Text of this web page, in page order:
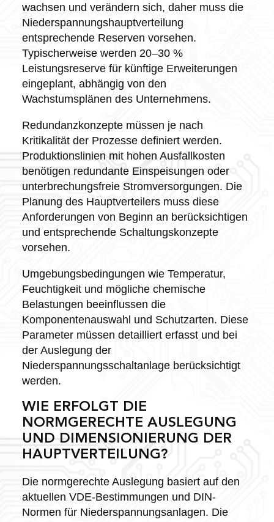
wachsen und verändern sich, daher muss die
Niederspannungshauptverteilung
entsprechende Reserven vorsehen.
Typischerweise werden 20–30 %
Leistungsreserve für künftige Erweiterungen
eingeplant, abhängig von den
Wachstumsplänen des Unternehmens.
Redundanzkonzepte müssen je nach
Kritikalität der Prozesse definiert werden.
Produktionslinien mit hohen Ausfallkosten
benötigen redundante Einspeisungen oder
unterbrechungsfreie Stromversorgungen. Die
Planung des Hauptverteilers muss diese
Anforderungen von Beginn an berücksichtigen
und entsprechende Schaltungskonzepte
vorsehen.
Umgebungsbedingungen wie Temperatur,
Feuchtigkeit und mögliche chemische
Belastungen beeinflussen die
Komponentenauswahl und Schutzarten. Diese
Parameter müssen detailliert erfasst und bei
der Auslegung der
Niederspannungsschaltanlage berücksichtigt
werden.
WIE ERFOLGT DIE
NORMGERECHTE AUSLEGUNG
UND DIMENSIONIERUNG DER
HAUPTVERTEILUNG?
Die normgerechte Auslegung basiert auf den
aktuellen VDE-Bestimmungen und DIN-
Normen für Niederspannungsanlagen. Die